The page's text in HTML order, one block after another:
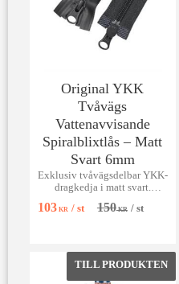
Original YKK
Tvåvägs
Vattenavvisande
Spiralblixtlås – Matt
Svart 6mm
Exklusiv tvåvägsdelbar YKK-
dragkedja i matt svart.
för jackor & parkas.
103KR / st 150KR / st